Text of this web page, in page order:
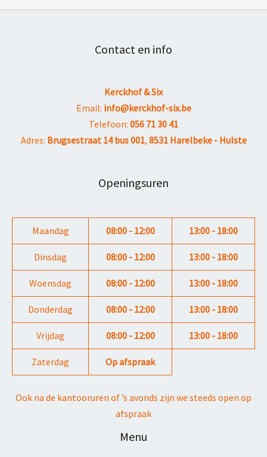
Contact en info
Kerckhof & Six
Email: info@kerckhof-six.be
Telefoon: 056 71 30 41
Adres: Brugsestraat 14 bus 001, 8531 Harelbeke - Hulste
Openingsuren
Maandag 08:00 - 12:00 13:00 - 18:00
Dinsdag 08:00 - 12:00 13:00 - 18:00
Woensdag 08:00 - 12:00 13:00 - 18:00
Donderdag 08:00 - 12:00 13:00 - 18:00
Vrijdag 08:00 - 12:00 13:00 - 18:00
Zaterdag Op afspraak
Ook na de kantooruren of ’s avonds zijn we steeds open op
afspraak
Menu